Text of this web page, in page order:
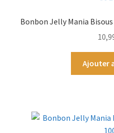
Bonbon Jelly Mania
Ajouter